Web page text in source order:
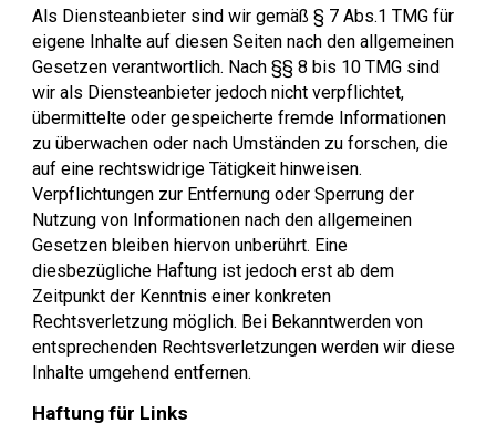
Als Diensteanbieter sind wir gemäß § 7 Abs.1 TMG für
eigene Inhalte auf diesen Seiten nach den allgemeinen
Gesetzen verantwortlich. Nach §§ 8 bis 10 TMG sind
wir als Diensteanbieter jedoch nicht verpflichtet,
übermittelte oder gespeicherte fremde Informationen
zu überwachen oder nach Umständen zu forschen, die
auf eine rechtswidrige Tätigkeit hinweisen.
Verpflichtungen zur Entfernung oder Sperrung der
Nutzung von Informationen nach den allgemeinen
Gesetzen bleiben hiervon unberührt. Eine
diesbezügliche Haftung ist jedoch erst ab dem
Zeitpunkt der Kenntnis einer konkreten
Rechtsverletzung möglich. Bei Bekanntwerden von
entsprechenden Rechtsverletzungen werden wir diese
Inhalte umgehend entfernen.
Haftung für Links